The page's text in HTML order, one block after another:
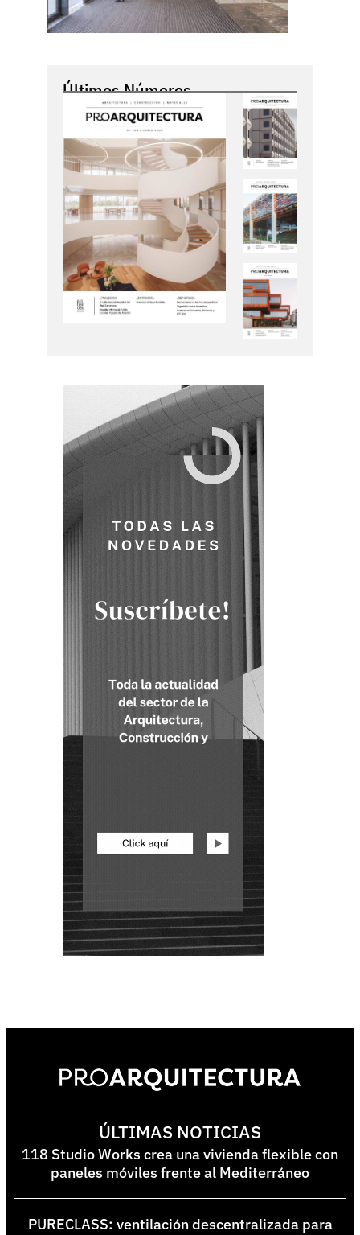
Últimos Números
ÚLTIMAS NOTICIAS
118 Studio Works crea una vivienda flexible con
paneles móviles frente al Mediterráneo
PURECLASS: ventilación descentralizada para